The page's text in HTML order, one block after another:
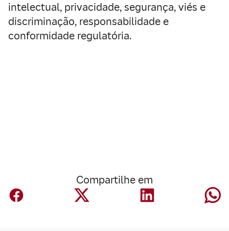
intelectual, privacidade, segurança, viés e
discriminação, responsabilidade e
conformidade regulatória.
Compartilhe em